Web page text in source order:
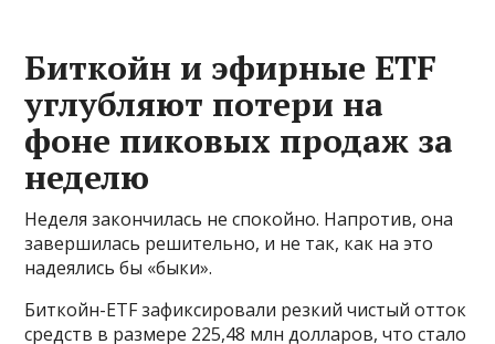
Биткойн и эфирные ETF
углубляют потери на
фоне пиковых продаж за
неделю
Неделя закончилась не спокойно. Напротив, она
завершилась решительно, и не так, как на это
надеялись бы «быки».
Биткойн-ETF зафиксировали резкий чистый отток
средств в размере 225,48 млн долларов, что стало